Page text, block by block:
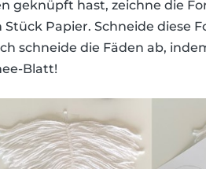
geknüpft hast, zeichne die
Papier. Schneide diese
schneide die Fäden ab,
Blatt!